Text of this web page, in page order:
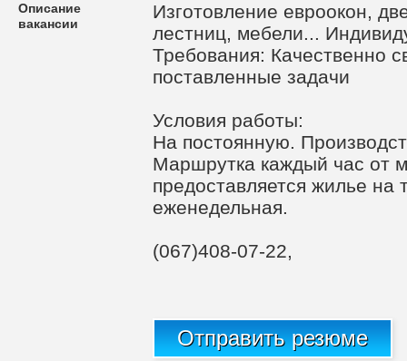
Описание
вакансии
Изготовление евроокон,
лестниц, мебели...
Требования: Качественно
поставленные задачи
Условия работы:
На постоянную.
Маршрутка каждый час от
предоставляется жилье на
еженедельная.
(067)408-07-22,
Отправить резюме